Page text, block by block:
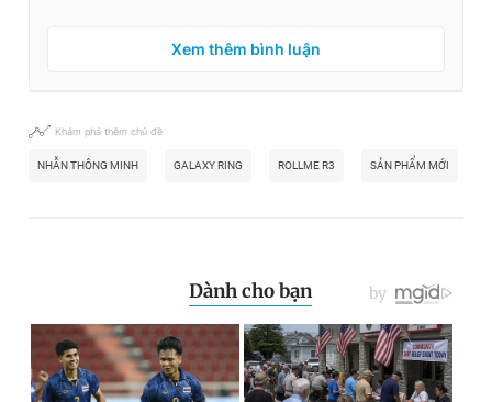
Xem thêm bình luận
Khám phá thêm chủ đề
NHẪN THÔNG MINH GALAXY RING ROLLME R3 SẢN PHẨM MỚI